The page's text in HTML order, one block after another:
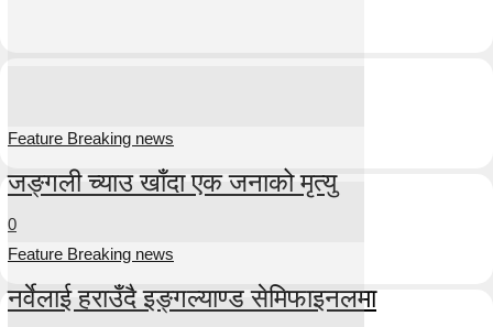
Feature Breaking news
जङ्गली च्याउ खाँदा एक जनाको मृत्यु
0
Feature Breaking news
नर्वेलाई हराउँदै इङ्गल्याण्ड सेमिफाइनलमा